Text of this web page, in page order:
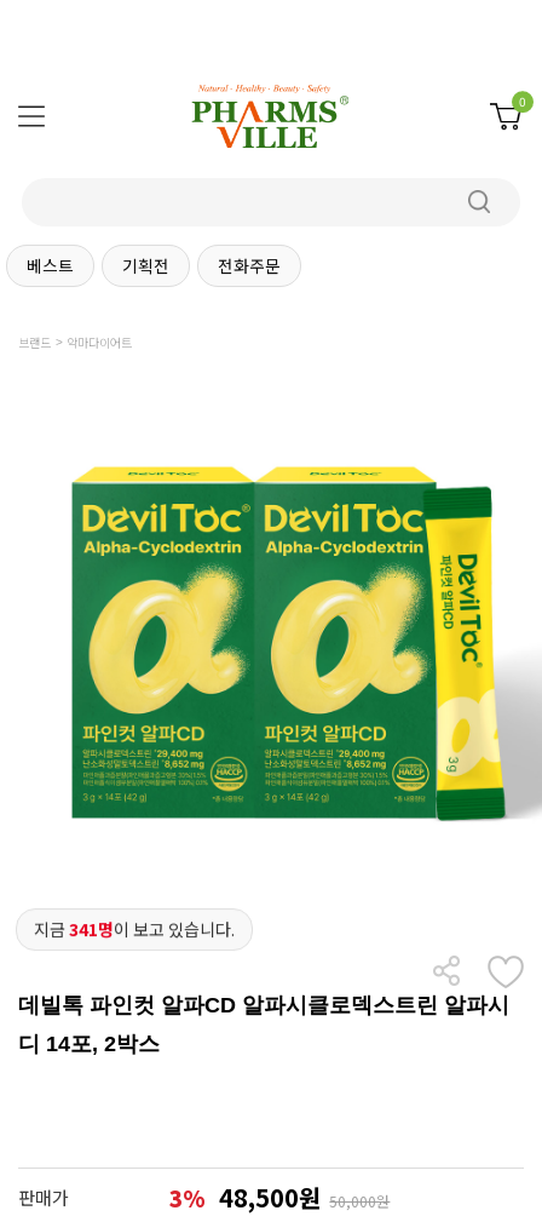
0
베스트 기획전 전화주문
브랜드 악마다이어트
지금341명이 보고 있습니다.
데빌톡 파인컷 알파CD 알파시클로덱스트린 알파시
디 14포, 2박스
판매가 3% 48,500원 50,000원